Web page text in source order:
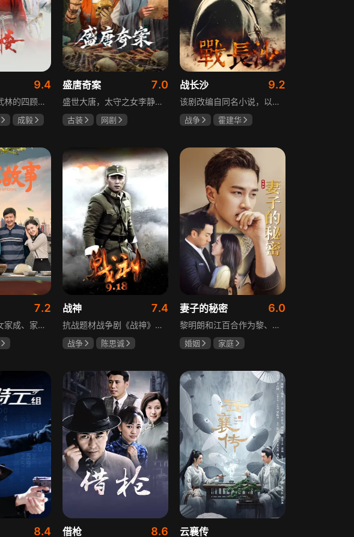
9.4
该剧讲述闻名武林的四顾门门主李相夷在一次大战后身受重伤，从此退隐江湖成为淡泊名利的“假神医”李莲花。他遇到新交方多病与旧敌笛飞声后，重新卷入江湖。江湖暗流涌动，疑团扑朔迷离，抽丝剥茧方能断出真相，一段荡气回肠的侠义情即将热血展开，展现了侠义、探案与江湖恩怨交织的精彩故事。
成毅
盛唐奇案 7.0
盛世大唐，太守之女李静澜天赋异禀，擅验尸断案，与神秘“鬼探”决明、武艺高强的捕快苏御安联手追凶，揭开一桩桩离奇悬案：双生姐妹的生死置换、跨越十七年的书生冤案、雅集会上的连环仪式杀人等。在迷雾与鲜血中，李静澜与决明暗生情愫，彼此扶持，坚守心中正道，挣脱宿命桎梏。盛世灯火之下，他们以智慧与勇气涤荡污浊，书写下一段守护正义与清明的传奇。
古装
网剧
战长沙 9.2
该剧改编自同名小说，以中国近代史上著名的“长沙会战”为背景，借由长沙城一户普通胡姓人家在战争中的命运浮沉，展现战火的无情以及在日军铁蹄侵略下中华儿女奋起抗战的不屈精神。1938年10月日军攻陷武汉，长沙危在旦夕，城中茶园巷的胡家人在孙女婿薛君山的支持下，为最宠爱的龙凤胎湘湘和小满安排退路。薛君山先将湘湘介绍给留洋归来保卫长沙的顾清明，可惜二人一见面便势同水火，薛君山只好另选人家。湘湘订婚当日，蒋介石密令火烧长沙，因指挥失当酿成巨大灾难，繁华古城毁于一旦，很多人包括湘湘的未婚夫一家被活活烧死。焦土上，各地英雄儿女齐聚长沙，和湖南人民一起阻挡敌人铁蹄，胡家人也在劫难中演绎了一幕幕悲欢离合。
战争
霍建华
7.2
为支撑一双儿女家成、家秀的“求学大业”，一家之主罗天福携妻子慧娟进了西京城。在西京城里，罗天福见证了身边的小人物们在大城市的生存之难，自身也经历了种种艰辛：饼铺生意屡屡受挫，妻子慧娟不满他“固执守旧”的经营方式闹起分居，儿子家成无法适应从乡村到城市的生活状况不断离校出走，重重打击不断袭来，使他头一次对自己坚守多年的人生观和价值观产生怀疑。自己这样做究竟是对是错，城市是不是真的不适合他这种“坚持老一套”的人生存。女儿家秀的支持鼓励使罗天福重拾信心，那些曾经接受罗天福帮助的人也反过来帮助他，纠缠不清的矛盾随之一一化解。罗家人终于在西京这座大城扎下了根，向着美好的未来继续前行。该剧围绕农村家庭在城市的奋斗历程展开，展现了小人物的坚韧与善良，充满了励志色彩与现实关怀。
战神 7.4
抗战题材战争剧《战神》讲述太行山一带，八路军游击队司令龙大谷骁勇善战、机智过人，15岁就参加了红军，身经百战，被军中将士们奉为“战神”。抗日战争爆发前，龙大谷因在抗大学习期间为替警卫员李广出头，一时冲动出手打了同期学员张道平，受了处分。以至于在红军缩编为八路军之时，龙大谷从原来的红军副师长降为游击队司令，随行上任的只有警卫员李广和参谋刘水泉二人，以及上级领导田烽给他的五十块大洋。即便如此，龙大谷依然不屈不挠，硬是在山西这块热土上平地拉起一支敢打、能拼、必胜，号称“龙支队”的作战队伍，凭借丰富的作战经验打赢了一场又一场的恶战，威震敌方！
战争
陈思诚
妻子的秘密 6.0
黎明朗和江百合作为黎、江两大集团的继承人，即将订婚，一场完美婚姻却在一日之间沦为悲剧前奏。订婚当日变故夺去百合父母生命，她临危受命挑起江氏重担，明朗不顾家人反对将她接进黎家。黎母想赶走百合，秘书宁夏誓夺回明朗，大哥黎天图谋篡夺黎氏家产，三个家庭命运就此牵动。千万巨债、身世之谜、婆媳之争、丧子之痛等接踵而至，明朗与百合的爱情历经重重危机，迷失的错爱能否被真情指引。
婚姻
家庭
8.4 借枪 8.6 云襄传